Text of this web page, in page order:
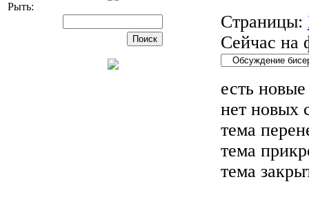
Рыть:
Страницы:
Сейчас на
есть
нет новых
тема
тема
тема